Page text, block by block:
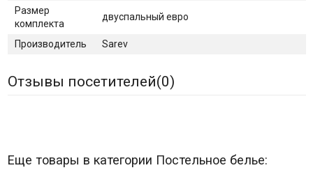
Размер
комплекта
двуспальный евро
Производитель Sarev
Отзывы посетителей(0)
Еще товары в категории Постельное белье: